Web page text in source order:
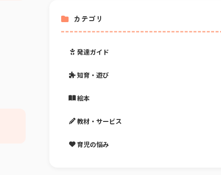
カテゴリ
発達ガイド
知育・遊び
絵本
教材・サービス
育児の悩み